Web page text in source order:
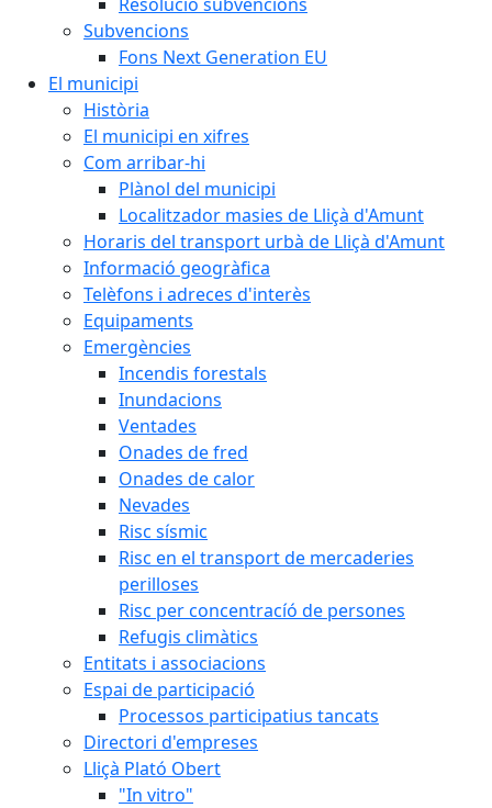
Subvencions
Fons Next Generation EU
El municipi
Història
El municipi en xifres
Com arribar-hi
Plànol del municipi
Localitzador masies de Lliçà d'Amunt
Horaris del transport urbà de Lliçà d'Amunt
Informació geogràfica
Telèfons i adreces d'interès
Equipaments
Emergències
Incendis forestals
Inundacions
Ventades
Onades de fred
Onades de calor
Nevades
Risc sísmic
Risc en el transport de mercaderies
perilloses
Risc per concentracíó de persones
Refugis climàtics
Entitats i associacions
Espai de participació
Processos participatius tancats
Directori d'empreses
Lliçà Plató Obert
"In vitro"